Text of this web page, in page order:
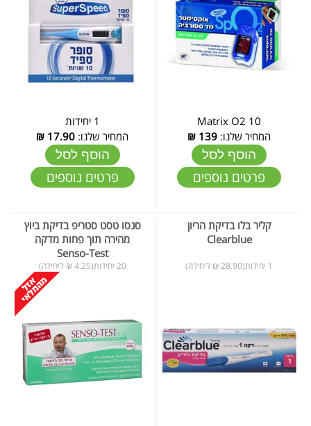
Matrix O2 10
המחיר שלנו: 139
₪
הוסף לסל
פרטים נוספים
1 יחידות
המחיר שלנו: 17.90
₪
הוסף לסל
פרטים נוספים
קליר בלו בדיקת הריון
Clearblue
1 יחידות(28.90 ₪ ליחידה)
סנסו טסט סטריפ בדיקת ביוץ
מהירה תוך פחות מדקה
Senso-Test
20 יחידות(4.25 ₪ ליחידה)